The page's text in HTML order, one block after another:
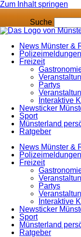
Zum Inhalt springen
Suche
News Münster &
Polizeimeldungen
Freizeit
Partys
Interaktive
Newsticker
Sport
Münsterland
Ratgeber
News Münster &
Polizeimeldungen
Freizeit
Partys
Interaktive
Newsticker
Sport
Münsterland
Ratgeber